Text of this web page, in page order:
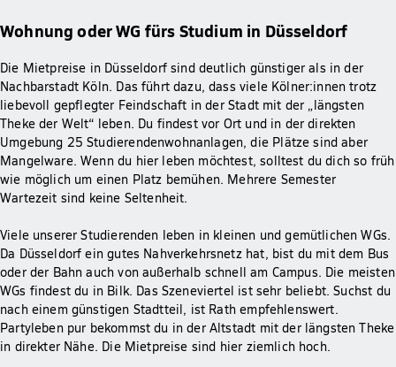
Wohnung oder WG fürs Studium in Düsseldorf
Die Mietpreise in Düsseldorf sind deutlich günstiger als in der
Nachbarstadt Köln. Das führt dazu, dass viele Kölner:innen trotz
liebevoll gepflegter Feindschaft in der Stadt mit der „längsten
Theke der Welt“ leben. Du findest vor Ort und in der direkten
Umgebung 25 Studierendenwohnanlagen, die Plätze sind aber
Mangelware. Wenn du hier leben möchtest, solltest du dich so früh
wie möglich um einen Platz bemühen. Mehrere Semester
Wartezeit sind keine Sel­tenheit.
Viele unserer Studierenden leben in kleinen und gemütlichen WGs.
Da Düsseldorf ein gutes Nahverkehrsnetz hat, bist du mit dem Bus
oder der Bahn auch von außerhalb schnell am Campus. Die meisten
WGs findest du in Bilk. Das Szeneviertel ist sehr beliebt. Suchst du
nach einem günstigen Stadtteil, ist Rath empfehlenswert.
Partyleben pur bekommst du in der Altstadt mit der längsten Theke
in direkter Nähe. Die Mietpreise sind hier ziemlich hoch.